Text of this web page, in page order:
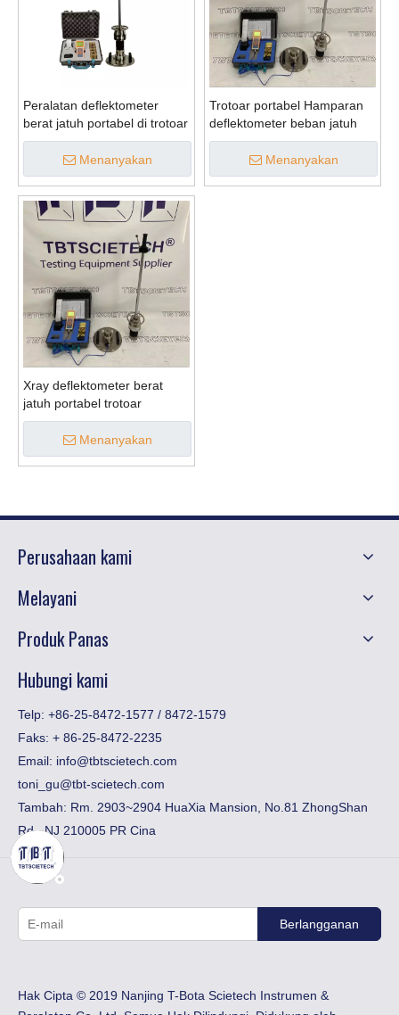
Peralatan deflektometer
berat jatuh portabel di trotoar
Menanyakan
Trotoar portabel Hamparan
deflektometer beban jatuh
Menanyakan
Xray deflektometer berat
jatuh portabel trotoar
Menanyakan
Perusahaan kami
Melayani
Produk Panas
Hubungi kami
Telp: +86-25-8472-1577 / 8472-1579
Faks: ​+ 86-25-8472-2235
Email: info@tbtscietech.com
toni_gu@tbt-scietech.com
Tambah: Rm. 2903~2904 HuaXia Mansion, No.81 ZhongShan
Rd., NJ 210005 PR Cina
Berlangganan
Hak Cipta © 2019 Nanjing T-Bota Scietech Instrumen &